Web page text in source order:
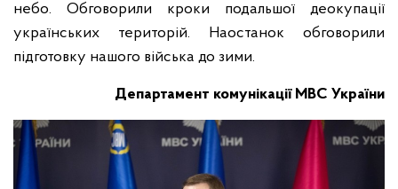
небо. Обговорили кроки подальшої деокупації
українських територій. Наостанок обговорили
підготовку нашого війська до зими.
Департамент комунікації МВС України